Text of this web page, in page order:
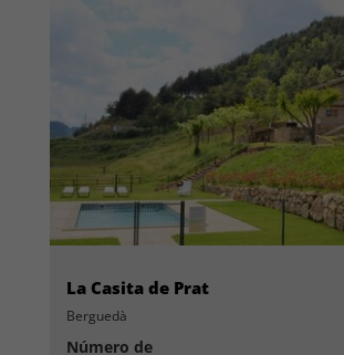
La Casita de Prat
Berguedà
Número de